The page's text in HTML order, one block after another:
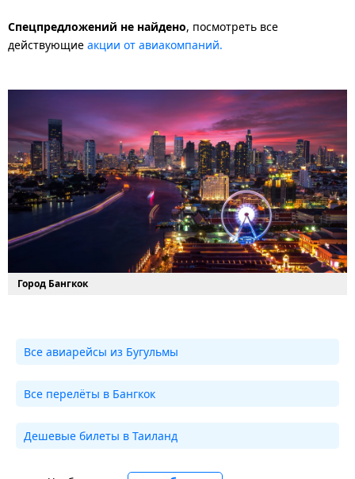
Спецпредложений не найдено, посмотреть все
действующие акции от авиакомпаний.
Город Бангкок
Все авиарейсы из Бугульмы
Все перелёты в Бангкок
Дешевые билеты в Таиланд